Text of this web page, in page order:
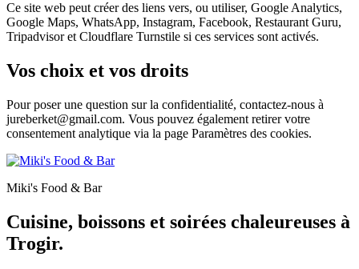
Ce site web peut créer des liens vers, ou utiliser, Google Analytics,
Google Maps, WhatsApp, Instagram, Facebook, Restaurant Guru,
Tripadvisor et Cloudflare Turnstile si ces services sont activés.
Vos choix et vos droits
Pour poser une question sur la confidentialité, contactez-nous à
jureberket@gmail.com. Vous pouvez également retirer votre
consentement analytique via la page Paramètres des cookies.
Miki's Food & Bar
Cuisine, boissons et soirées chaleureuses à
Trogir.